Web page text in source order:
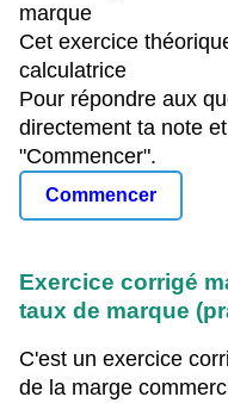
marque
Cet exercice
calculatrice
Pour répondre aux
directement ta note
"Commencer".
Commencer
Exercice corrigé
taux de marque
C'est un exercice
de la marge